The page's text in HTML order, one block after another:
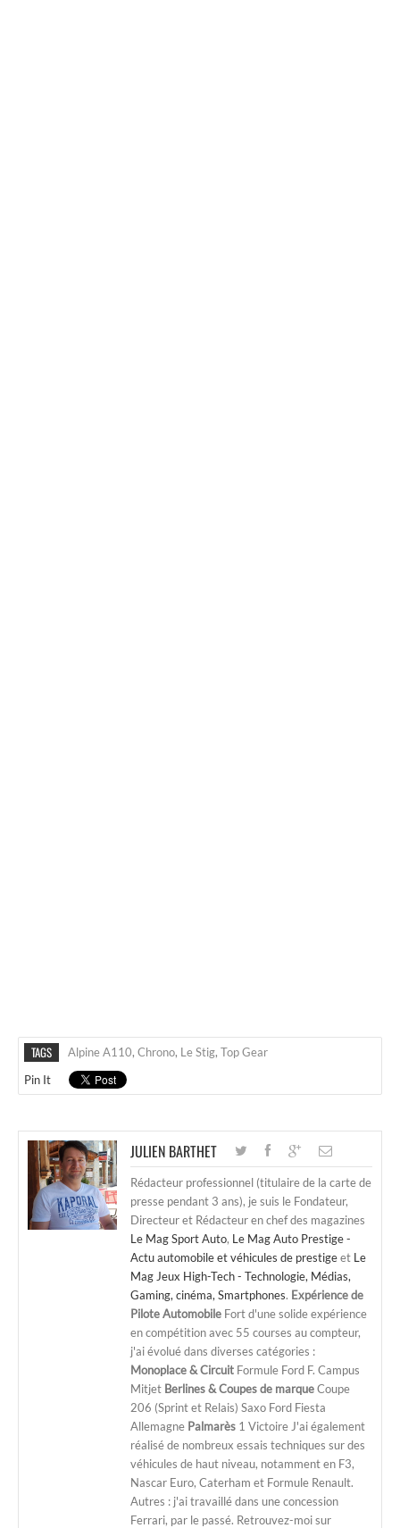
TAGS Alpine A110, Chrono, Le Stig, Top Gear
Pin It
JULIEN BARTHET
Rédacteur professionnel (titulaire de la carte de
presse pendant 3 ans), je suis le Fondateur,
Directeur et Rédacteur en chef des magazines
Le Mag Sport Auto, Le Mag Auto Prestige -
Actu automobile et véhicules de prestigeet Le
Mag Jeux High-Tech - Technologie, Médias,
Gaming, cinéma, Smartphones. Expérience de
Pilote Automobile Fort d'une solide expérience
en compétition avec 55 courses au compteur,
j'ai évolué dans diverses catégories :
Monoplace & Circuit Formule Ford F. Campus
Mitjet Berlines & Coupes de marqueCoupe
206 (Sprint et Relais) Saxo Ford Fiesta
Allemagne Palmarès 1 Victoire J'ai également
réalisé de nombreux essais techniques sur des
véhicules de haut niveau, notamment en F3,
Nascar Euro, Caterham et Formule Renault.
Autres : j'ai travaillé dans une concession
Ferrari, par le passé. Retrouvez-moi sur